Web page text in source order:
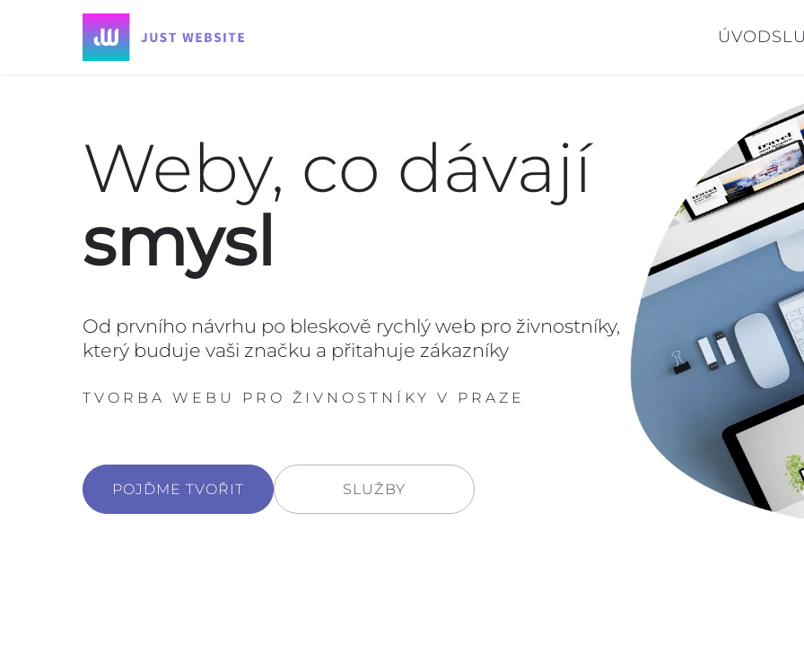
ÚVOD
Weby, co dávají
smysl
Od prvního návrhu po bleskově rychlý web pro živnostníky,
který buduje vaši značku a přitahuje zákazníky
TVORBA WEBU PRO ŽIVNOSTNÍKY V PRAZE
POJĎME TVOŘIT SLUŽBY